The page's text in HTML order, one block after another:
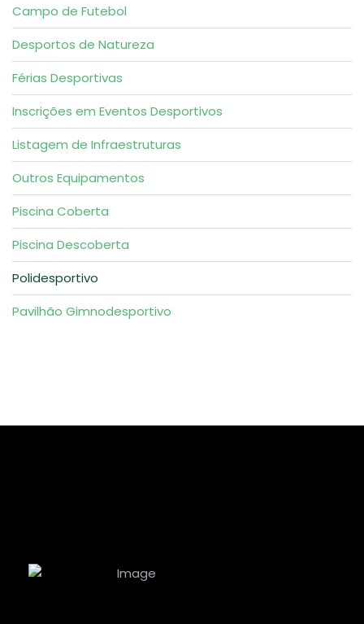
Campo de Futebol
Desportos de Natureza
Férias Desportivas
Inscrições em Eventos Desportivos
Listagem de Infraestruturas
Outros Equipamentos
Piscina Coberta
Piscina Descoberta
Polidesportivo
Pavilhão Gimnodesportivo